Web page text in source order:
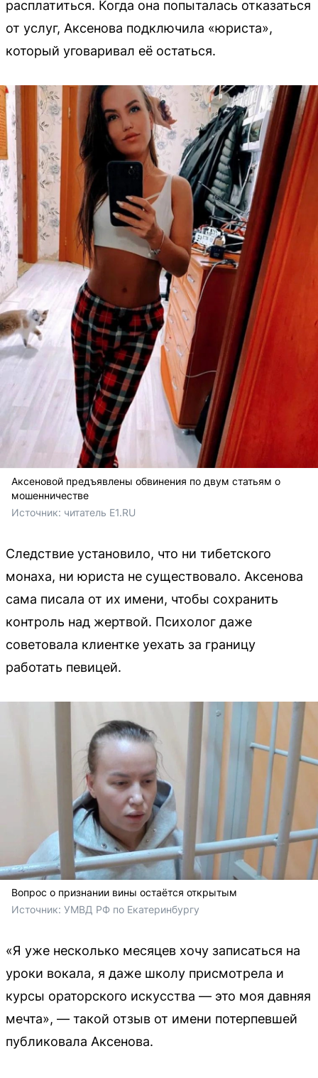
расплатиться. Когда она попыталась отказаться
от услуг, Аксенова подключила «юриста»,
который уговаривал её остаться.
Аксеновой предъявлены обвинения по двум статьям о
мошенничестве
Источник: читатель Е1.RU
Следствие установило, что ни тибетского
монаха, ни юриста не существовало. Аксенова
сама писала от их имени, чтобы сохранить
контроль над жертвой. Психолог даже
советовала клиентке уехать за границу
работать певицей.
Вопрос о признании вины остаётся открытым
Источник: УМВД РФ по Екатеринбургу
«Я уже несколько месяцев хочу записаться на
уроки вокала, я даже школу присмотрела и
курсы ораторского искусства — это моя давняя
мечта», — такой отзыв от имени потерпевшей
публиковала Аксенова.